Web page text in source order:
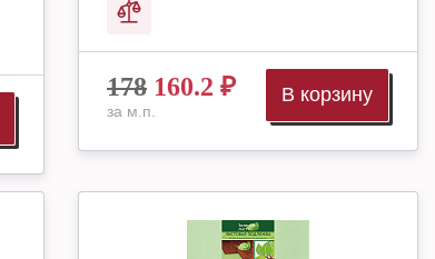
178 160.2 ₽
за м.п.
В корзину